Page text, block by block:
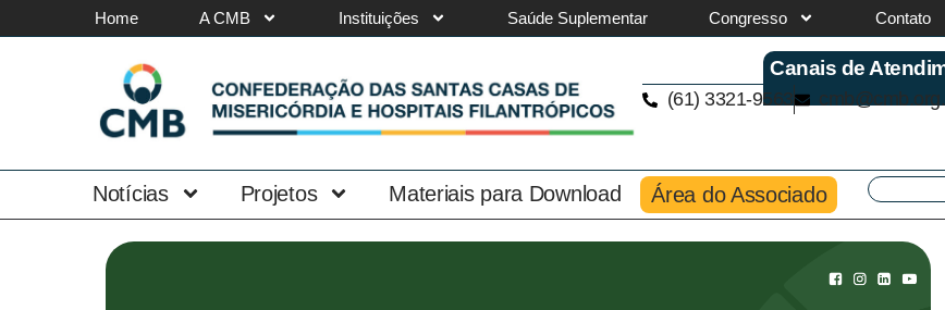
Home A CMB Instituições Saúde Suplementar Congresso Contato
Canais de
(61) 3321-9563
Notícias Projetos Materiais para Download Área do Associado